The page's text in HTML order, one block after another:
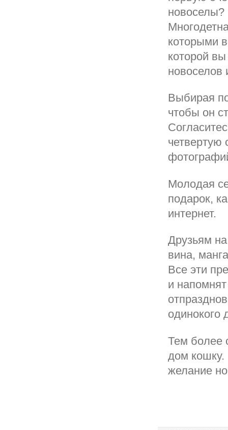
которыми
которой
новоселов
Выбирая
чтобы он
четвертую
Молодая
подарок,
интернет.
Друзьям
вина,
Все эти
и
одинокого
Тем более
дом кошку.
желание